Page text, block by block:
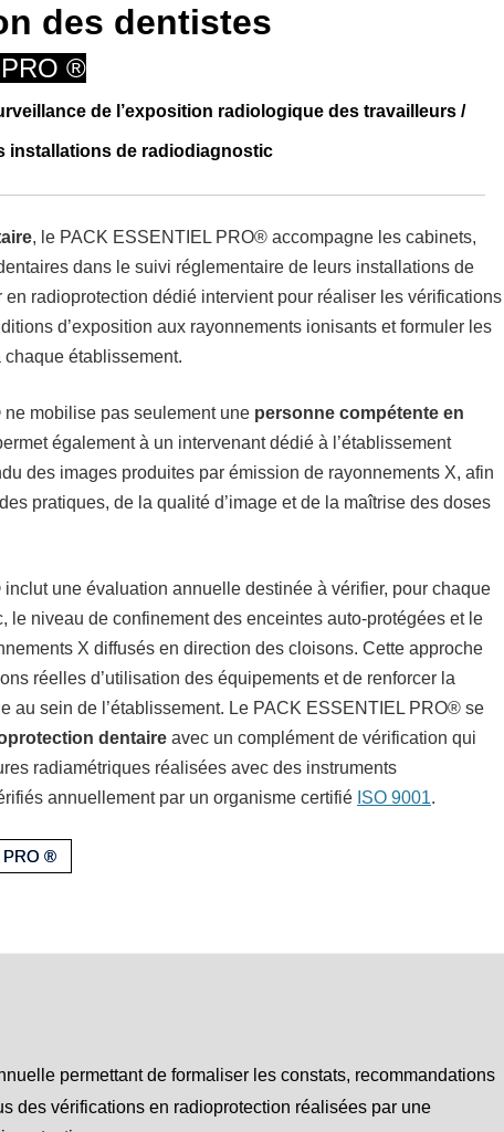
des dentistes
®
de l’exposition radiologique des travailleurs /
installations de radiodiagnostic
, le PACK ESSENTIEL PRO® accompagne les cabinets,
dans le suivi réglementaire de leurs installations de
radioprotection dédié intervient pour réaliser les vérifications
d’exposition aux rayonnements ionisants et formuler les
établissement.
mobilise pas seulement une personne compétente en
également à un intervenant dédié à l’établissement
des images produites par émission de rayonnements X, afin
pratiques, de la qualité d’image et de la maîtrise des doses
une évaluation annuelle destinée à vérifier, pour chaque
le niveau de confinement des enceintes auto-protégées et le
X diffusés en direction des cloisons. Cette approche
réelles d’utilisation des équipements et de renforcer la
au sein de l’établissement. Le PACK ESSENTIEL PRO® se
dentaire avec un complément de vérification qui
radiamétriques réalisées avec des instruments
annuellement par un organisme certifié ISO 9001.
PRO ®
permettant de formaliser les constats, recommandations
des vérifications en radioprotection réalisées par une